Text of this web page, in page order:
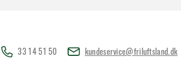
33 14 51 50 kundeservice@friluftsland.dk